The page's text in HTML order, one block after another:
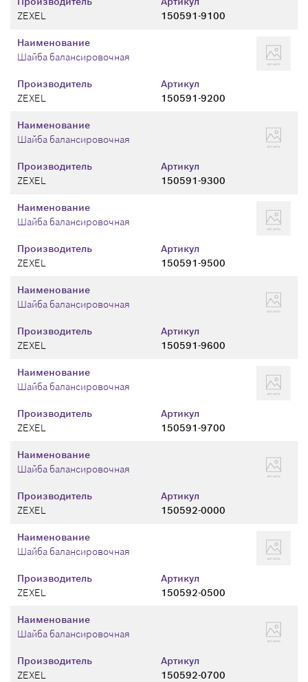
ZEXEL
150591-9100
Производитель
ZEXEL
Артикул
150591-9200
Наименование
Шайба балансировочная
Производитель
ZEXEL
Артикул
150591-9300
Наименование
Шайба балансировочная
Производитель
ZEXEL
Артикул
150591-9500
Наименование
Шайба балансировочная
Производитель
ZEXEL
Артикул
150591-9600
Наименование
Шайба балансировочная
Производитель
ZEXEL
Артикул
150591-9700
Наименование
Шайба балансировочная
Производитель
ZEXEL
Артикул
150592-0000
Наименование
Шайба балансировочная
Производитель
ZEXEL
Артикул
150592-0500
Наименование
Шайба балансировочная
Производитель
ZEXEL
Артикул
150592-0700
Наименование
Шайба балансировочная